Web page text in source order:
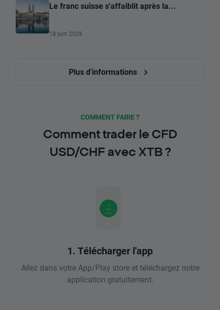
Le franc suisse s'affaiblit après la...
18 juin 2026
Plus d'informations
COMMENT FAIRE ?
Comment trader le CFD
USD/CHF avec XTB ?
1. Télécharger l'app
Allez dans votre App/Play store et téléchargez notre
application gratuitement.